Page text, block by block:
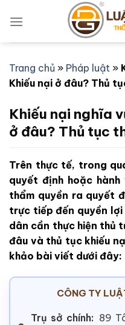
qua
Trang chủ » Pháp luật »
Khiếu nại ở đâu? Thủ
Khiếu nại nghĩa
ở đâu? Thủ tục
Trên thực tế, trong
quyết định hoặc
thẩm quyền ra quyết
trực tiếp đến quyền
dân cần thực hiện thủ
đâu và thủ tục khiếu
khảo bài viết dưới đây:
CÔNG TY
Trụ sở chính: 89